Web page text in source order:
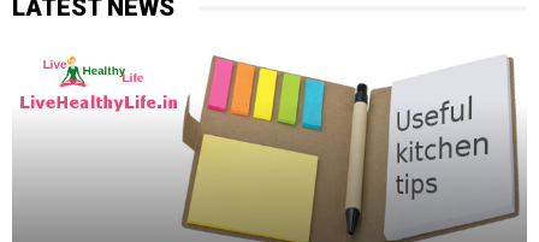
LATEST NEWS